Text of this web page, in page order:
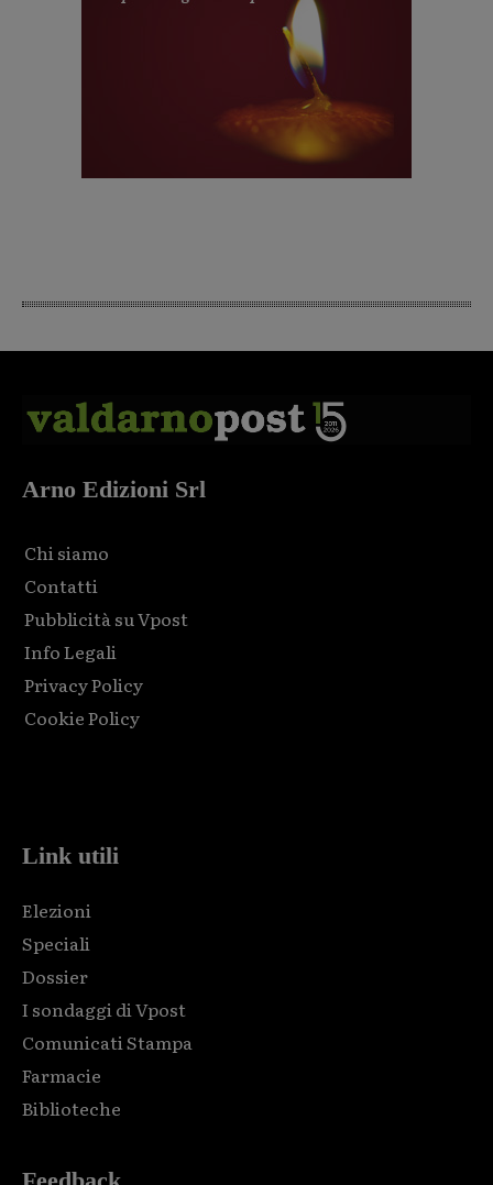
Arno Edizioni Srl
Chi siamo
Contatti
Pubblicità su Vpost
Info Legali
Privacy Policy
Cookie Policy
Link utili
Elezioni
Speciali
Dossier
I sondaggi di Vpost
Comunicati Stampa
Farmacie
Biblioteche